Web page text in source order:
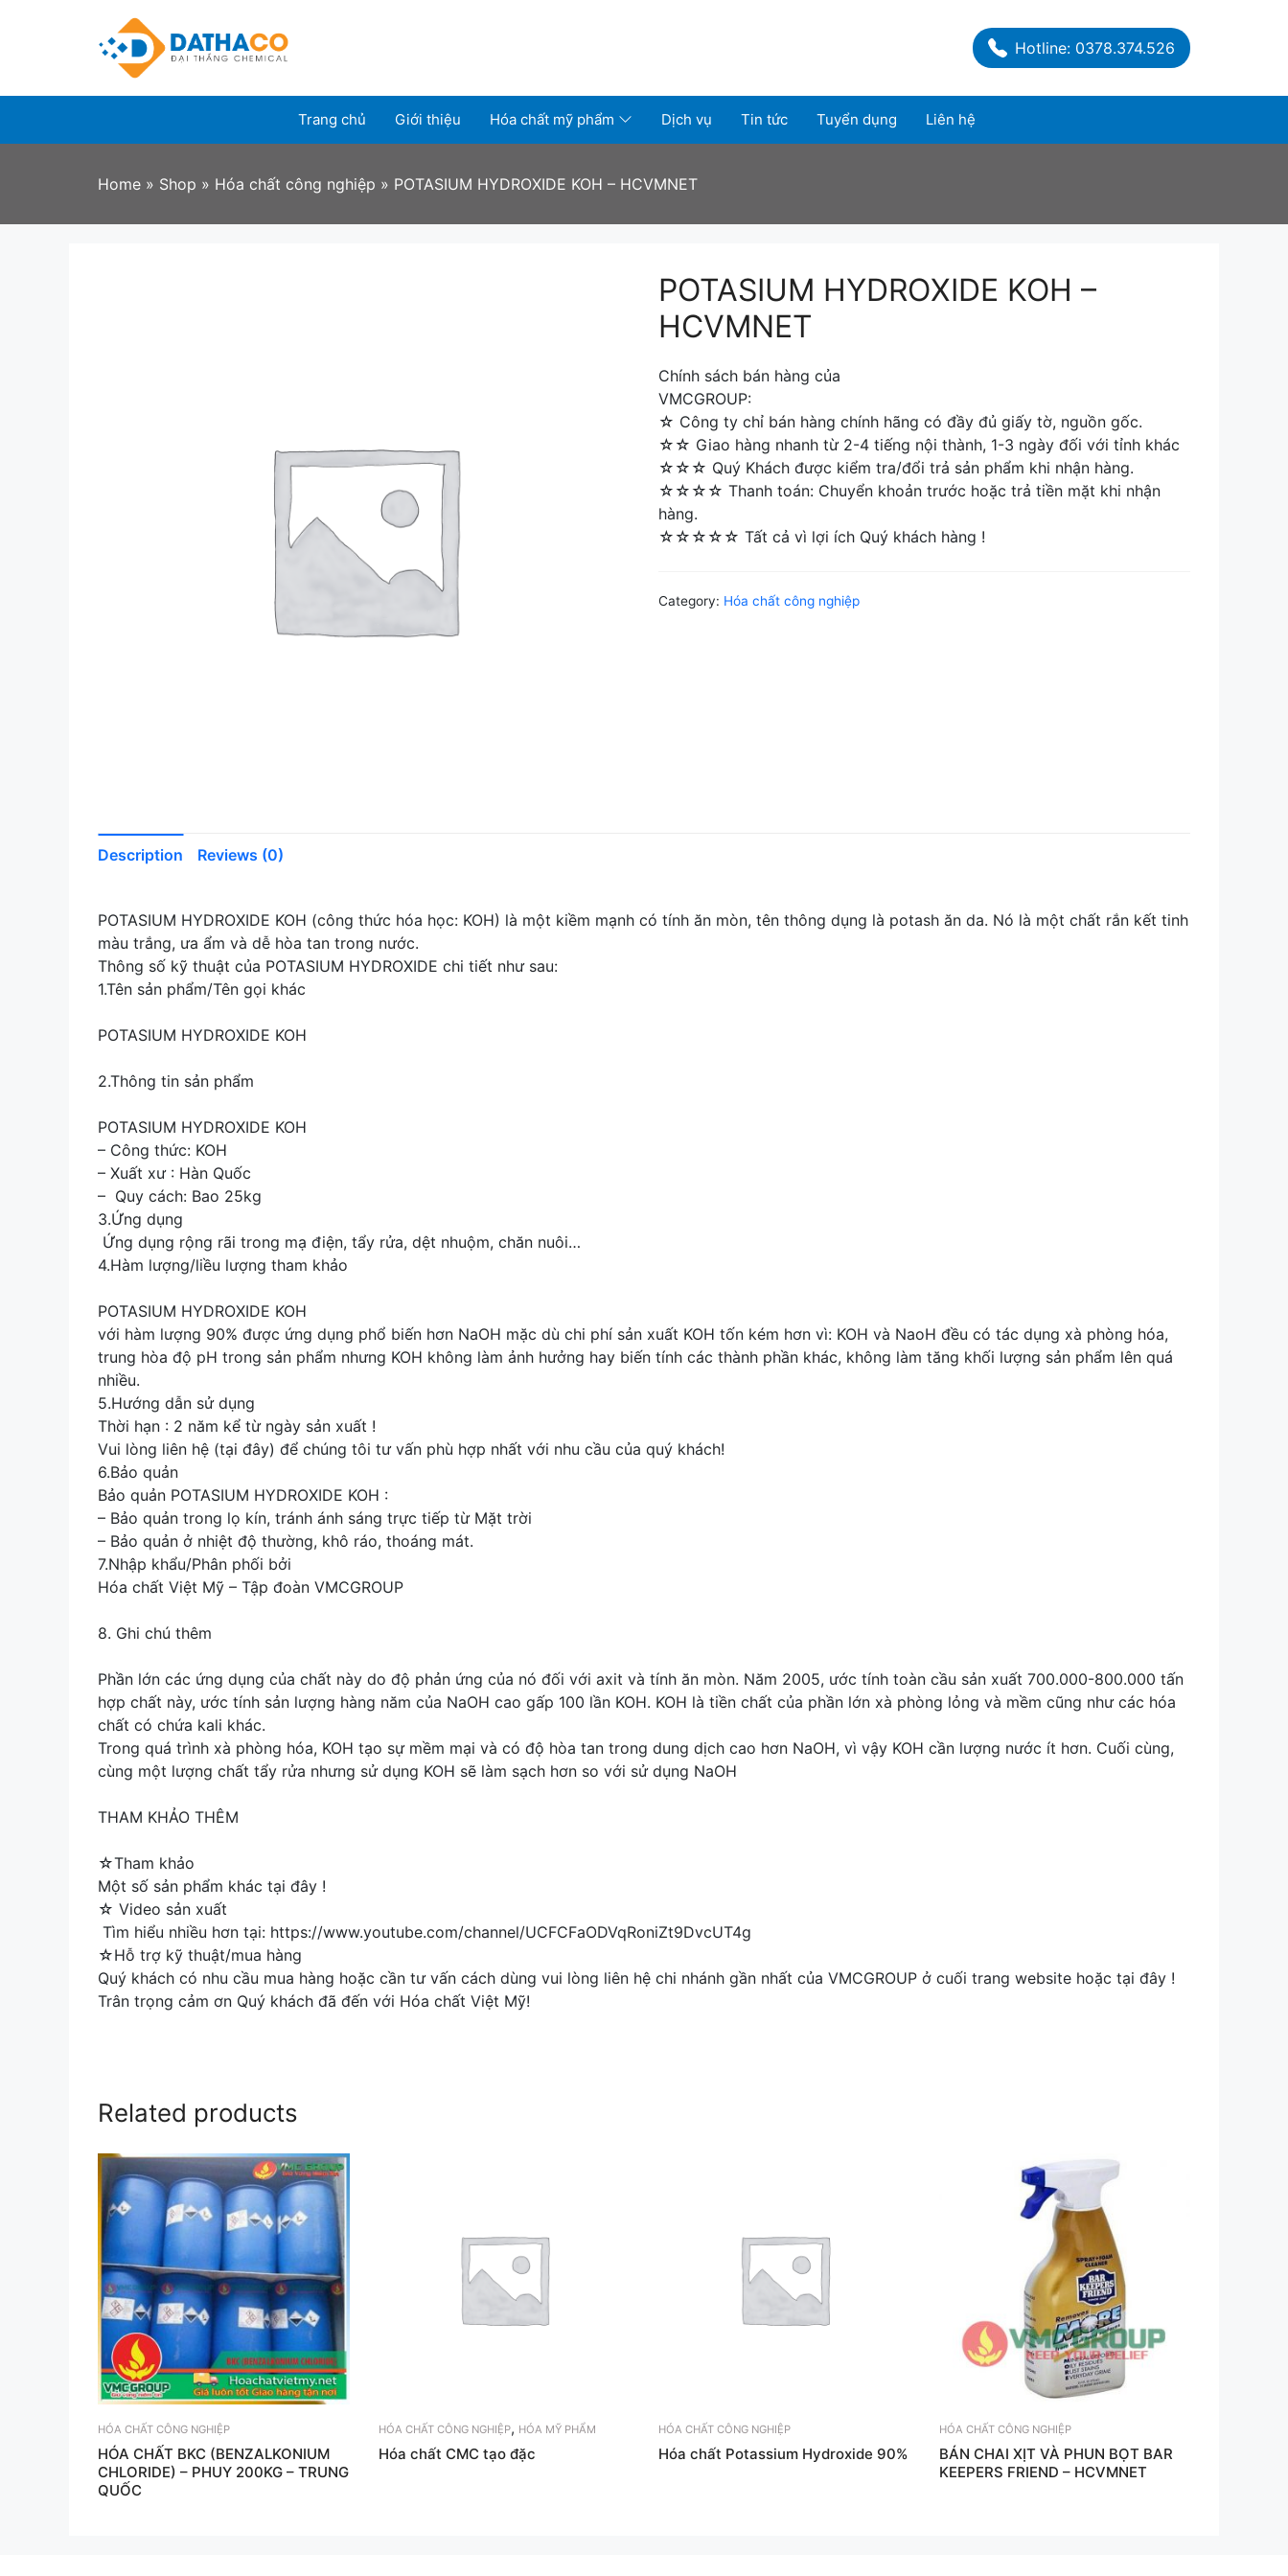
Hotline: 0378.374.526
Trang chủ Giới thiệu Hóa chất mỹ phẩm Dịch vụ Tin tức Tuyển dụng Liên hệ
Home » Shop » Hóa chất công nghiệp » POTASIUM HYDROXIDE KOH – HCVMNET
POTASIUM HYDROXIDE KOH –
HCVMNET
Chính sách bán hàng của
VMCGROUP:
☆ Công ty chỉ bán hàng chính hãng có đầy đủ giấy tờ, nguồn gốc.
☆☆ Giao hàng nhanh từ 2-4 tiếng nội thành, 1-3 ngày đối với tỉnh khác
☆☆☆ Quý Khách được kiểm tra/đổi trả sản phẩm khi nhận hàng.
☆☆☆☆ Thanh toán: Chuyển khoản trước hoặc trả tiền mặt khi nhận
hàng.
☆☆☆☆☆ Tất cả vì lợi ích Quý khách hàng !
Category: Hóa chất công nghiệp
Description Reviews (0)
POTASIUM HYDROXIDE KOH (công thức hóa học: KOH) là một kiềm mạnh có tính ăn mòn, tên thông dụng là potash ăn da. Nó là một chất rắn kết tinh
màu trắng, ưa ẩm và dễ hòa tan trong nước.
Thông số kỹ thuật của POTASIUM HYDROXIDE chi tiết như sau:
1.Tên sản phẩm/Tên gọi khác
POTASIUM HYDROXIDE KOH
2.Thông tin sản phẩm
POTASIUM HYDROXIDE KOH
– Công thức: KOH
– Xuất xư : Hàn Quốc
– Quy cách: Bao 25kg
3.Ứng dụng
Ứng dụng rộng rãi trong mạ điện, tẩy rửa, dệt nhuộm, chăn nuôi…
4.Hàm lượng/liều lượng tham khảo
POTASIUM HYDROXIDE KOH
với hàm lượng 90% được ứng dụng phổ biến hơn NaOH mặc dù chi phí sản xuất KOH tốn kém hơn vì: KOH và NaoH đều có tác dụng xà phòng hóa,
trung hòa độ pH trong sản phẩm nhưng KOH không làm ảnh hưởng hay biến tính các thành phần khác, không làm tăng khối lượng sản phẩm lên quá
nhiều.
5.Hướng dẫn sử dụng
Thời hạn : 2 năm kể từ ngày sản xuất !
Vui lòng liên hệ (tại đây) để chúng tôi tư vấn phù hợp nhất với nhu cầu của quý khách!
6.Bảo quản
Bảo quản POTASIUM HYDROXIDE KOH :
– Bảo quản trong lọ kín, tránh ánh sáng trực tiếp từ Mặt trời
– Bảo quản ở nhiệt độ thường, khô ráo, thoáng mát.
7.Nhập khẩu/Phân phối bởi
Hóa chất Việt Mỹ – Tập đoàn VMCGROUP
8. Ghi chú thêm
Phần lớn các ứng dụng của chất này do độ phản ứng của nó đối với axit và tính ăn mòn. Năm 2005, ước tính toàn cầu sản xuất 700.000-800.000 tấn
hợp chất này, ước tính sản lượng hàng năm của NaOH cao gấp 100 lần KOH. KOH là tiền chất của phần lớn xà phòng lỏng và mềm cũng như các hóa
chất có chứa kali khác.
Trong quá trình xà phòng hóa, KOH tạo sự mềm mại và có độ hòa tan trong dung dịch cao hơn NaOH, vì vậy KOH cần lượng nước ít hơn. Cuối cùng,
cùng một lượng chất tẩy rửa nhưng sử dụng KOH sẽ làm sạch hơn so với sử dụng NaOH
THAM KHẢO THÊM
☆Tham khảo
Một số sản phẩm khác tại đây !
☆ Video sản xuất
Tìm hiểu nhiều hơn tại: https://www.youtube.com/channel/UCFCFaODVqRoniZt9DvcUT4g
☆Hỗ trợ kỹ thuật/mua hàng
Quý khách có nhu cầu mua hàng hoặc cần tư vấn cách dùng vui lòng liên hệ chi nhánh gần nhất của VMCGROUP ở cuối trang website hoặc tại đây !
Trân trọng cảm ơn Quý khách đã đến với Hóa chất Việt Mỹ!
Related products
HÓA CHẤT CÔNG NGHIỆP
HÓA CHẤT BKC (BENZALKONIUM
CHLORIDE) – PHUY 200KG – TRUNG
QUỐC
HÓA CHẤT CÔNG NGHIỆP, HÓA MỸ PHẨM
Hóa chất CMC tạo đặc
HÓA CHẤT CÔNG NGHIỆP
Hóa chất Potassium Hydroxide 90%
HÓA CHẤT CÔNG NGHIỆP
BÁN CHAI XỊT VÀ PHUN BỌT BAR
KEEPERS FRIEND – HCVMNET